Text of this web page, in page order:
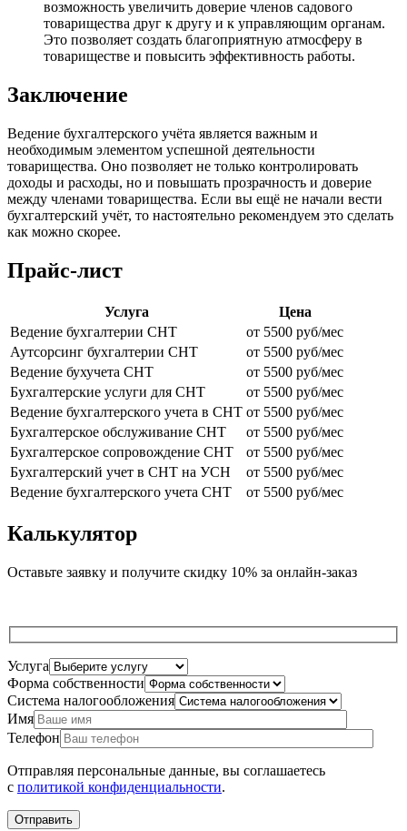
возможность увеличить доверие членов садового
товарищества друг к другу и к управляющим органам.
Это позволяет создать благоприятную атмосферу в
товариществе и повысить эффективность работы.
Заключение
Ведение бухгалтерского учёта является важным и
необходимым элементом успешной деятельности
товарищества. Оно позволяет не только контролировать
доходы и расходы, но и повышать прозрачность и доверие
между членами товарищества. Если вы ещё не начали вести
бухгалтерский учёт, то настоятельно рекомендуем это сделать
как можно скорее.
Прайс-лист
Услуга
Цена
Ведение бухгалтерии СНТ
от 5500 руб/мес
Аутсорсинг бухгалтерии СНТ
от 5500 руб/мес
Ведение бухучета СНТ
от 5500 руб/мес
Бухгалтерские услуги для СНТ
от 5500 руб/мес
Ведение бухгалтерского учета в СНТ от 5500 руб/мес
Бухгалтерское обслуживание СНТ
от 5500 руб/мес
Бухгалтерское сопровождение СНТ
от 5500 руб/мес
Бухгалтерский учет в СНТ на УСН
от 5500 руб/мес
Ведение бухгалтерского учета СНТ
от 5500 руб/мес
Калькулятор
Оставьте заявку и получите скидку 10% за онлайн-заказ
Услуга
Форма собственности
Система налогообложения
Имя
Телефон
Отправляя персональные данные, вы соглашаетесь
с политикой конфиденциальности.